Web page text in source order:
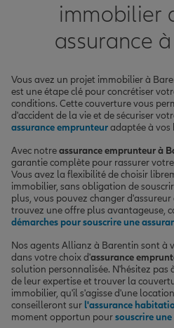
immobilier
assurance
Vous avez un projet immobilier à
est une étape clé pour concrétiser
conditions. Cette couverture vous
d'accident de la vie et de sécuriser
assurance emprunteuradaptée à vos
Avec notreassurance emprunteur à
garantie complète pour rassurer
Vous avez la flexibilité de choisir
immobilier, sans obligation de
plus, vous pouvez changer
trouvez une offre plus avantageuse,
démarches pour souscrire une
Nos agents Allianz à Barentin sont à
dans votre choix d'assurance
solution personnalisée. N'hésitez pas
de leur expertise et trouver la
immobilier, qu'il s'agisse d'une
conseilleront sur l'assurance
moment opportun poursouscrire